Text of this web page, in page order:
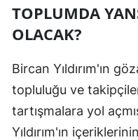
TOPLUMDA
OLACAK?
Bircan Yıldırım'ın
topluluğu ve
tartışmalara yol
Yıldırım'ın